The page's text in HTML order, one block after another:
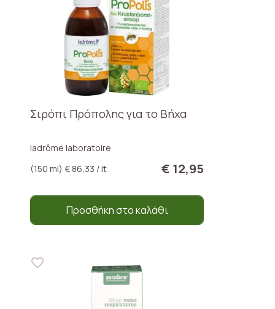
Σιρόπι Πρόπολης για το Βήχα
ladrôme laboratoire
(150 ml) € 86,33 / lt
€ 12,95
Προσθήκη στο καλάθι